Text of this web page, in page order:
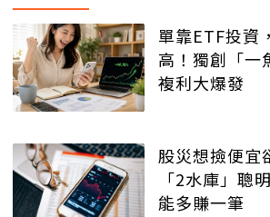
單靠ETF投資
高！獨創「一
複利大爆發
股災想撿便宜
「2水庫」聰
能多賺一筆